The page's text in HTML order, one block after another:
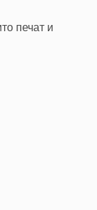
печат и